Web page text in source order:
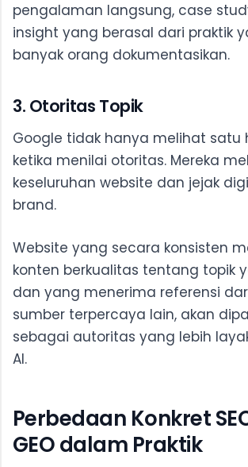
pengalaman langsung, case
insight yang berasal dari praktik
banyak orang dokumentasikan.
3. Otoritas Topik
Google tidak hanya melihat satu
ketika menilai otoritas. Mereka
keseluruhan website dan jejak
brand.
Website yang secara konsisten
konten berkualitas tentang topik
dan yang menerima referensi
sumber terpercaya lain, akan
sebagai autoritas yang lebih
AI.
Perbedaan Konkret
GEO dalam Praktik